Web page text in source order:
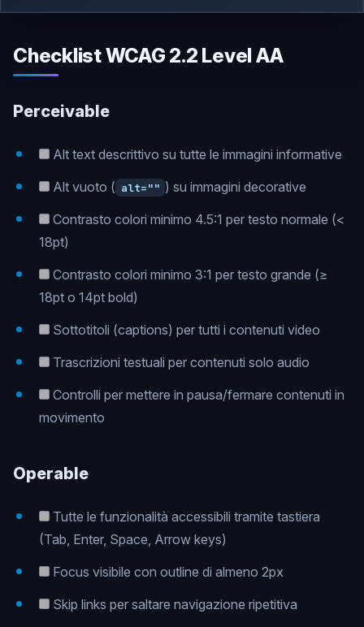
Checklist WCAG 2.2 Level AA
Perceivable
Alt text descrittivo su tutte le immagini informative
Alt vuoto ( alt="" ) su immagini decorative
Contrasto colori minimo 4.5:1 per testo normale (<
18pt)
Contrasto colori minimo 3:1 per testo grande (≥
18pt o 14pt bold)
Sottotitoli (captions) per tutti i contenuti video
Trascrizioni testuali per contenuti solo audio
Controlli per mettere in pausa/fermare contenuti in
movimento
Operable
Tutte le funzionalità accessibili tramite tastiera
(Tab, Enter, Space, Arrow keys)
Focus visibile con outline di almeno 2px
Skip links per saltare navigazione ripetitiva